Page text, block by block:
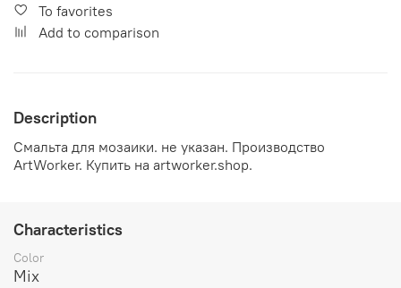
To favorites
Add to comparison
Description
Смальта для мозаики. не указан. Производство
ArtWorker. Купить на artworker.shop.
Characteristics
Color
Mix